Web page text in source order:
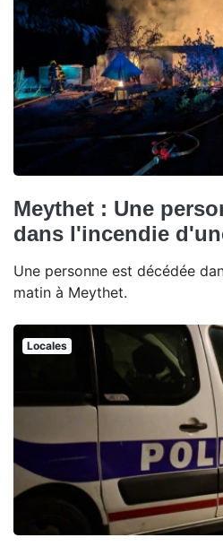
Meythet : Une
dans l'incendie
Une personne est décédée
matin à Meythet.
Locales